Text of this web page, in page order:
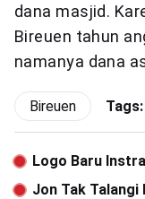
dana masjid.
Bireuen tahun
namanya dana
Bireuen Tags:
Logo Baru
Jon Tak Talangi